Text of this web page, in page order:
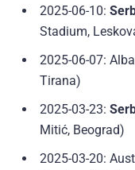
2025-06-10:
Stadium,
2025-06-07:
Tirana)
2025-03-23:
Mitić, Beograd)
2025-03-20: